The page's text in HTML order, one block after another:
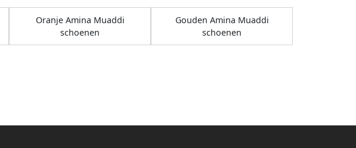
Oranje Amina Muaddi
schoenen
Gouden Amina Muaddi
schoenen